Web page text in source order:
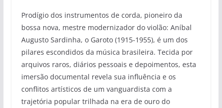
Prodígio dos instrumentos de corda, pioneiro da
bossa nova, mestre modernizador do violão: Aníbal
Augusto Sardinha, o Garoto (1915-1955), é um dos
pilares escondidos da música brasileira. Tecida por
arquivos raros, diários pessoais e depoimentos, esta
imersão documental revela sua influência e os
conflitos artísticos de um vanguardista com a
trajetória popular trilhada na era de ouro do